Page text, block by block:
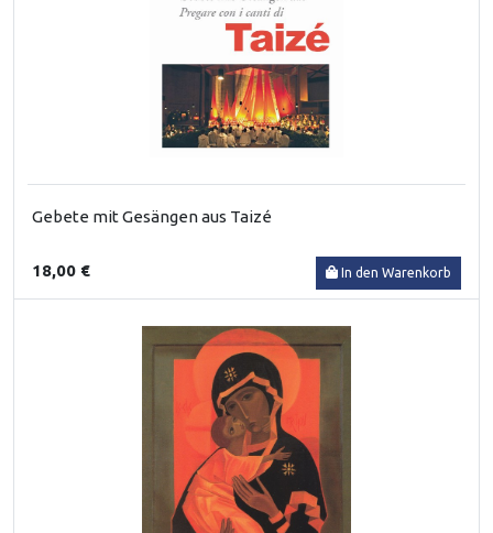
Gebete mit Gesängen aus Taizé
18,00 € In den Warenkorb